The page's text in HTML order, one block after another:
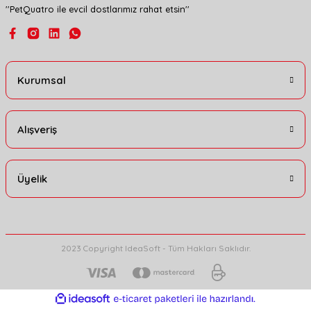
''PetQuatro ile evcil dostlarımız rahat etsin''
Kurumsal
Alışveriş
Üyelik
2023 Copyright IdeaSoft - Tüm Hakları Saklıdır.
ideasoft
e-